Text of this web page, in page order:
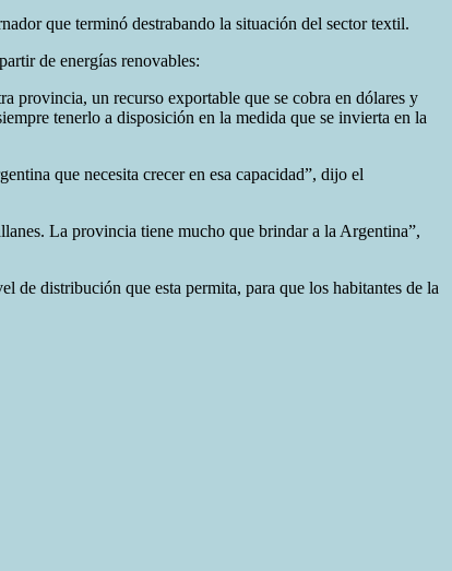
que terminó destrabando la situación del sector textil.
de energías renovables:
provincia, un recurso exportable que se cobra en dólares y
tenerlo a disposición en la medida que se invierta en la
que necesita crecer en esa capacidad”, dijo el
La provincia tiene mucho que brindar a la Argentina”,
de distribución que esta permita, para que los habitantes de la